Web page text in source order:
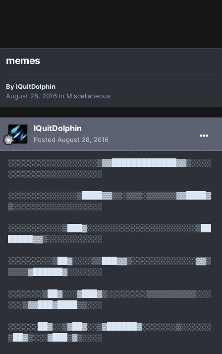
memes
ByIQuitDolphin
August 28, 2016 in Miscellaneous
IQuitDolphin
Posted August 28, 2016
░░░░░░░░░░░░░░░░░░▒▓▓█████████████▓▓▒░░░░
░░░░░░░░░░░░░░░░░░░
░░░░░░░░░░░░░░▒████▓▓▒▒░▒▒▒░▒▒▒▒▒▒▓▓████▓
▒░░░░░░░░░░░░░░░░░░
░░░░░░░░░░░▒███▓░░░░░░░░░░░░░░░░░░░░░░▒██
█████▓▓▒░░░░░░░░░░░
░░░░░░░░░▒██▓░░░░▒▒███▓▓▒░░░░░░░░░░░░░▓▓▒
▒▒▒▒▓██████▓░░░░░░░
░░░░░░░▒██▓░░░▓███▓▒░░░░░░░░▒▒▒▒▒▒▒▒▒▒░░░
░░░▒▓▓███▓████▒▒░░░
░░░░░░██▓░░▒▓██▓░░▒▓██████▓░░░░░░░▒░░░░░░
▒██▓▒░░░▓███▒▓▒░░░░